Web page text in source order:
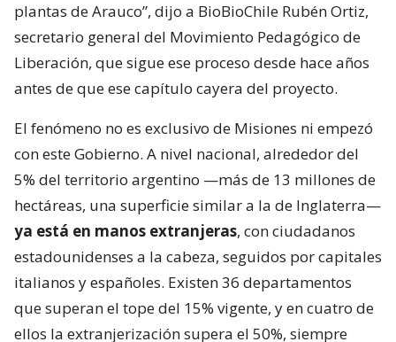
plantas de Arauco”, dijo a BioBioChile Rubén Ortiz,
secretario general del Movimiento Pedagógico de
Liberación, que sigue ese proceso desde hace años
antes de que ese capítulo cayera del proyecto.
El fenómeno no es exclusivo de Misiones ni empezó
con este Gobierno. A nivel nacional, alrededor del
5% del territorio argentino —más de 13 millones de
hectáreas, una superficie similar a la de Inglaterra—
ya está en manos extranjeras, con ciudadanos
estadounidenses a la cabeza, seguidos por capitales
italianos y españoles. Existen 36 departamentos
que superan el tope del 15% vigente, y en cuatro de
ellos la extranjerización supera el 50%, siempre